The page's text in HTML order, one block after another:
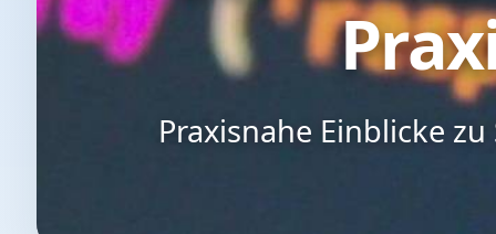
Praxisnahe Einblicke